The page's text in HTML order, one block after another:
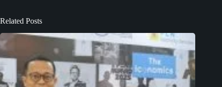
Related Posts